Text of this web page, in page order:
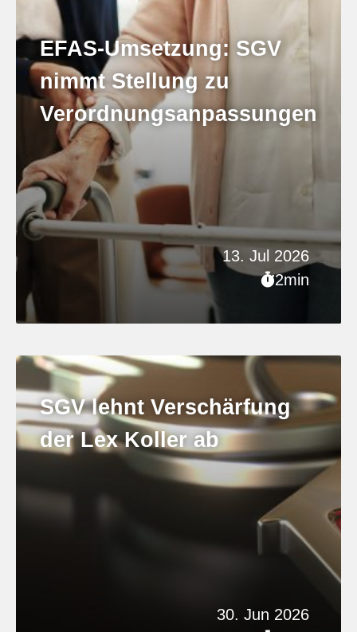
13. Jul 2026
2min
EFAS-Umsetzung: SGV
nimmt Stellung zu
Verordnungsanpassungen
30. Jun 2026
SGV lehnt Verschärfung
der Lex Koller ab